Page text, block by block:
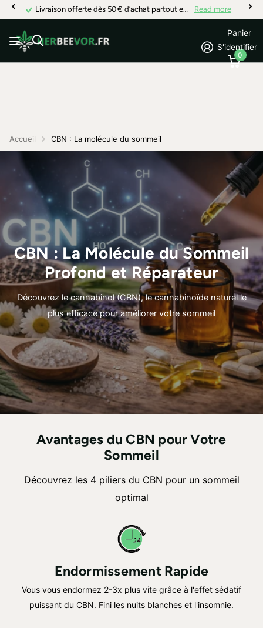
Livraison offerte dès 50 € d’achat partout en France Read more
S'identifier
Panier
0
Accueil CBN : La molécule du sommeil
CBN : La Molécule du Sommeil
Profond et Réparateur
Découvrez le cannabinol (CBN), le cannabinoïde naturel le
plus efficace pour améliorer votre sommeil
Avantages du CBN pour Votre
Sommeil
Découvrez les 4 piliers du CBN pour un sommeil
optimal
Endormissement Rapide
Vous vous endormez 2-3x plus vite grâce à l'effet sédatif
puissant du CBN. Fini les nuits blanches et l'insomnie.